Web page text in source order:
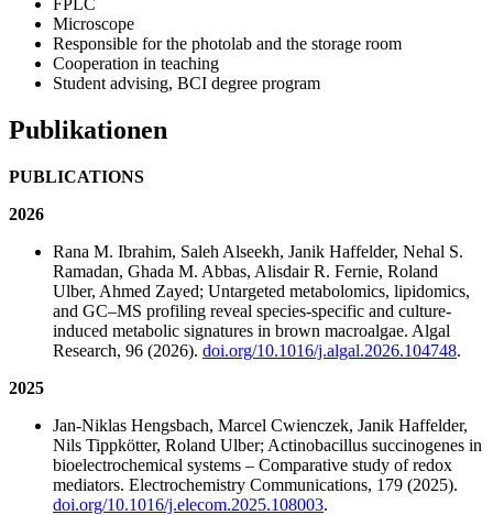
Microscope
Responsible for the photolab and the storage room
Cooperation in teaching
Student advising, BCI degree program
Publikationen
PUBLICATIONS
2026
Rana M. Ibrahim, Saleh Alseekh, Janik Haffelder, Nehal S.
Ramadan, Ghada M. Abbas, Alisdair R. Fernie, Roland
Ulber, Ahmed Zayed; Untargeted metabolomics, lipidomics,
and GC–MS profiling reveal species-specific and culture-
induced metabolic signatures in brown macroalgae. Algal
Research, 96 (2026). doi.org/10.1016/j.algal.2026.104748.
2025
Jan-Niklas Hengsbach, Marcel Cwienczek, Janik Haffelder,
Nils Tippkötter, Roland Ulber; Actinobacillus succinogenes in
bioelectrochemical systems – Comparative study of redox
mediators. Electrochemistry Communications, 179 (2025).
doi.org/10.1016/j.elecom.2025.108003.